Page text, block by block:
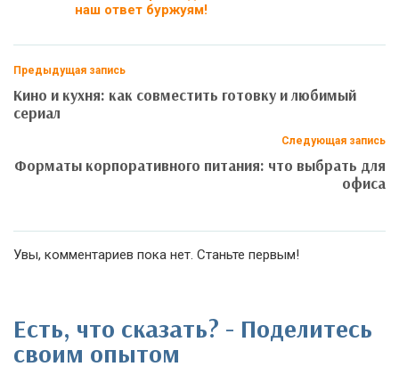
наш ответ буржуям!
Предыдущая запись
Кино и кухня: как совместить готовку и любимый
сериал
Следующая запись
Форматы корпоративного питания: что выбрать для
офиса
Увы, комментариев пока нет. Станьте первым!
Есть, что сказать? - Поделитесь
своим опытом